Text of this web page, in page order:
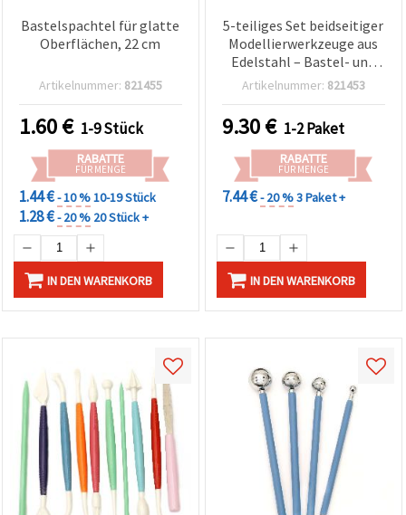
Bastelspachtel für glatte
Oberflächen, 22 cm
Artikelnummer: 821455
1.60€ 1-9 Stück
RABATTE
FÜR MENGE
1.44 €- 10 %10-19 Stück
1.28 €- 20 % 20 Stück +
IN DEN WARENKORB
5-teiliges Set beidseitiger
Modellierwerkzeuge aus
Edelstahl – Bastel- und
Bildhauer-Werkzeugset
Artikelnummer: 821453
9.30€ 1-2 Paket
RABATTE
FÜR MENGE
7.44 €- 20 %3 Paket +
IN DEN WARENKORB